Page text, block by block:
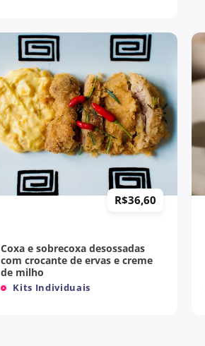
Kits Individuais
Coxa e sobrecoxa desossadas
com crocante de ervas e creme
de milho
R$36,60